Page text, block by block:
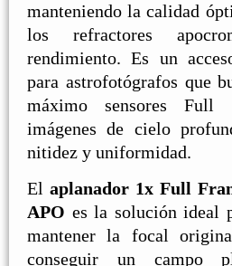
manteniendo la calidad
los refractores
rendimiento. Es un
para astrofotógrafos que
máximo sensores Full
imágenes de cielo
nitidez y uniformidad.
El aplanador 1x Full
APO es la solución ideal
mantener la focal
conseguir un campo